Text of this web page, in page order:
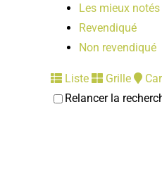
Les mieux notés
Revendiqué
Non revendiqué
Liste Grille
Relancer la